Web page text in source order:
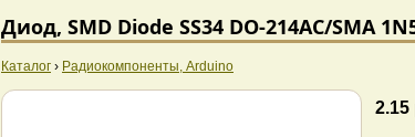
Диод, SMD Diode SS34 DO-214AC/SMA
Каталог › Радиокомпоненты, Arduino
2.15